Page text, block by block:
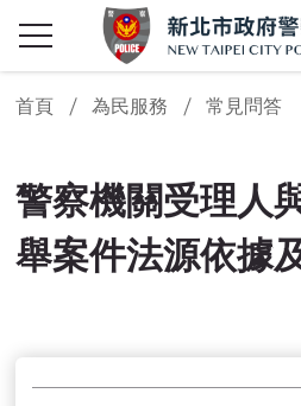
查詢
首頁 為民服務 常見問答
警察機關受理人
舉案件法源依據